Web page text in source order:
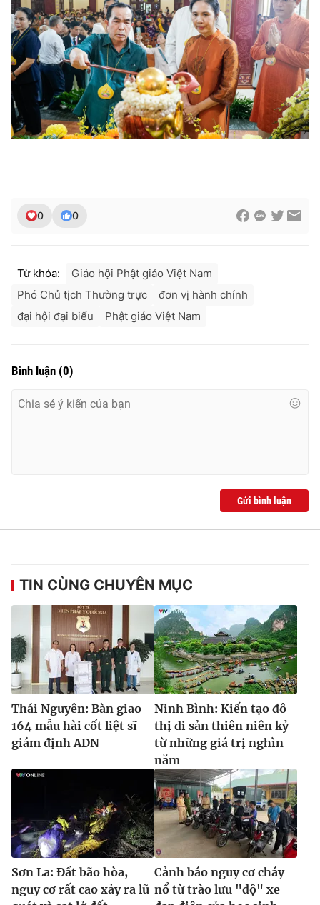
0 0
Từ khóa:
Giáo hội Phật giáo Việt Nam
Phó Chủ tịch Thường trực
đơn vị hành chính
đại hội đại biểu
Phật giáo Việt Nam
Bình luận (0)
Gửi bình luận
TIN CÙNG CHUYÊN MỤC
Thái Nguyên: Bàn giao
164 mẫu hài cốt liệt sĩ
giám định ADN
Ninh Bình: Kiến tạo đô
thị di sản thiên niên kỷ
từ những giá trị nghìn
năm
Sơn La: Đất bão hòa,
nguy cơ rất cao xảy ra lũ
Cảnh báo nguy cơ cháy
nổ từ trào lưu "độ" xe